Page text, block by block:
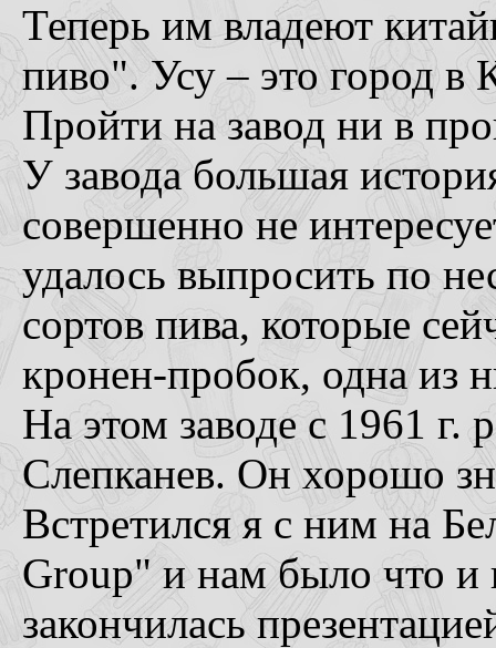
Теперь им владеют
пиво". Усу – это город в
Пройти на завод ни в
У завода большая
совершенно не
удалось выпросить по
сортов пива, которые
кронен-пробок, одна из
На этом заводе с 1961
Слепканев. Он хорошо
Встретился я с ним на
Group" и нам было что и
закончилась